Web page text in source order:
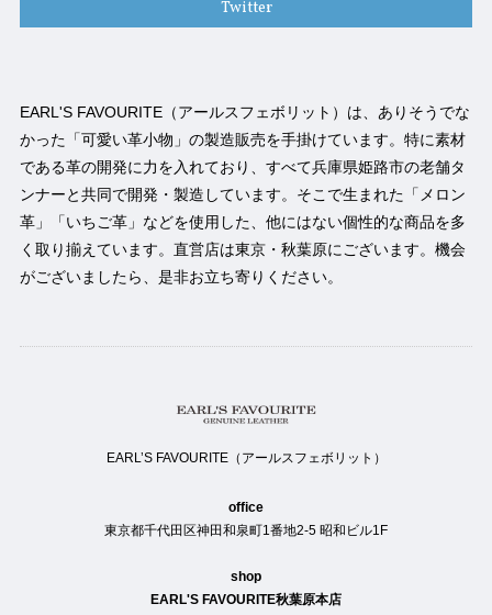
Twitter
EARL'S FAVOURITE（アールスフェボリット）は、ありそうでな
かった「可愛い革小物」の製造販売を手掛けています。特に素材
である革の開発に力を入れており、すべて兵庫県姫路市の老舗タ
ンナーと共同で開発・製造しています。そこで生まれた「メロン
革」「いちご革」などを使用した、他にはない個性的な商品を多
く取り揃えています。直営店は東京・秋葉原にございます。機会
がございましたら、是非お立ち寄りください。
EARL’S FAVOURITE（アールスフェボリット）
office
東京都千代田区神田和泉町1番地2-5 昭和ビル1F
shop
EARL'S FAVOURITE秋葉原本店